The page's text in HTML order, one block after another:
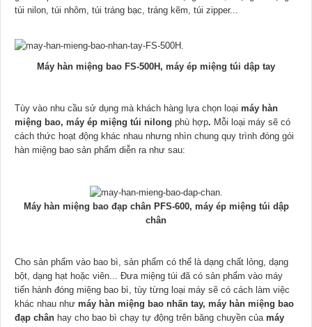
túi nilon, túi nhôm, túi tráng bạc, tráng kẽm, túi zipper...
Máy hàn miệng bao FS-500H, máy ép miệng túi dập tay
Tùy vào nhu cầu sử dụng mà khách hàng lựa chọn loại máy hàn
miệng bao, máy ép miệng túi nilong phù hợp. Mỗi loại máy sẽ có
cách thức hoạt động khác nhau nhưng nhìn chung quy trình đóng gói
hàn miệng bao sản phẩm diễn ra như sau:
Máy hàn miệng bao đạp chân PFS-600, máy ép miệng túi dập
chân
Cho sản phẩm vào bao bì, sản phẩm có thể là dạng chất lỏng, dạng
bột, dạng hạt hoặc viên... Đưa miệng túi đã có sản phẩm vào máy
tiến hành đóng miệng bao bì, tùy từng loại máy sẽ có cách làm việc
khác nhau như máy hàn miệng bao nhấn tay, máy hàn miệng bao
đạp chân hay cho bao bì chạy tự động trên băng chuyền của máy